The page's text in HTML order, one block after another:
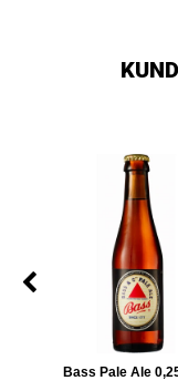
Bass Pale Ale